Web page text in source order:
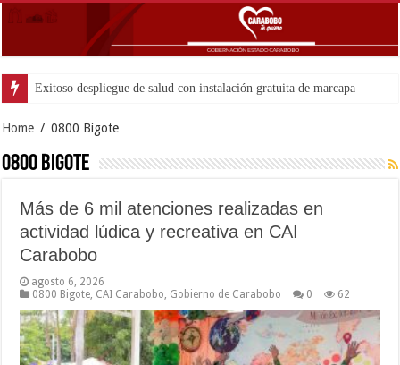
Home / 0800 Bigote
0800 Bigote
Más de 6 mil atenciones realizadas en
actividad lúdica y recreativa en CAI
Carabobo
agosto 6, 2026
0800 Bigote CAI Carabobo Gobierno de Carabobo 0 62